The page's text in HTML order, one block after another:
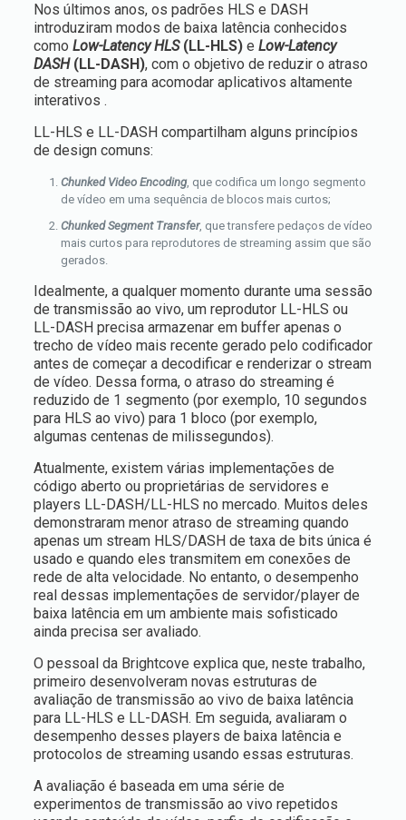
Nos últimos anos, os padrões HLS e DASH
introduziram modos de baixa latência conhecidos
como Low-Latency HLS(LL-HLS)e Low-Latency
DASH(LL-DASH), com o objetivo de reduzir o atraso
de streaming para acomodar aplicativos altamente
interativos .
LL-HLS e LL-DASH compartilham alguns princípios
de design comuns:
Chunked Video Encoding, que codifica um longo segmento
de vídeo em uma sequência de blocos mais curtos;
Chunked Segment Transfer, que transfere pedaços de vídeo
mais curtos para reprodutores de streaming assim que são
gerados.
Idealmente, a qualquer momento durante uma sessão
de transmissão ao vivo, um reprodutor LL-HLS ou
LL-DASH precisa armazenar em buffer apenas o
trecho de vídeo mais recente gerado pelo codificador
antes de começar a decodificar e renderizar o stream
de vídeo. Dessa forma, o atraso do streaming é
reduzido de 1 segmento (por exemplo, 10 segundos
para HLS ao vivo) para 1 bloco (por exemplo,
algumas centenas de milissegundos).
Atualmente, existem várias implementações de
código aberto ou proprietárias de servidores e
players LL-DASH/LL-HLS no mercado. Muitos deles
demonstraram menor atraso de streaming quando
apenas um stream HLS/DASH de taxa de bits única é
usado e quando eles transmitem em conexões de
rede de alta velocidade. No entanto, o desempenho
real dessas implementações de servidor/player de
baixa latência em um ambiente mais sofisticado
ainda precisa ser avaliado.
O pessoal da Brightcove explica que, neste trabalho,
primeiro desenvolveram novas estruturas de
avaliação de transmissão ao vivo de baixa latência
para LL-HLS e LL-DASH. Em seguida, avaliaram o
desempenho desses players de baixa latência e
protocolos de streaming usando essas estruturas.
A avaliação é baseada em uma série de
experimentos de transmissão ao vivo repetidos